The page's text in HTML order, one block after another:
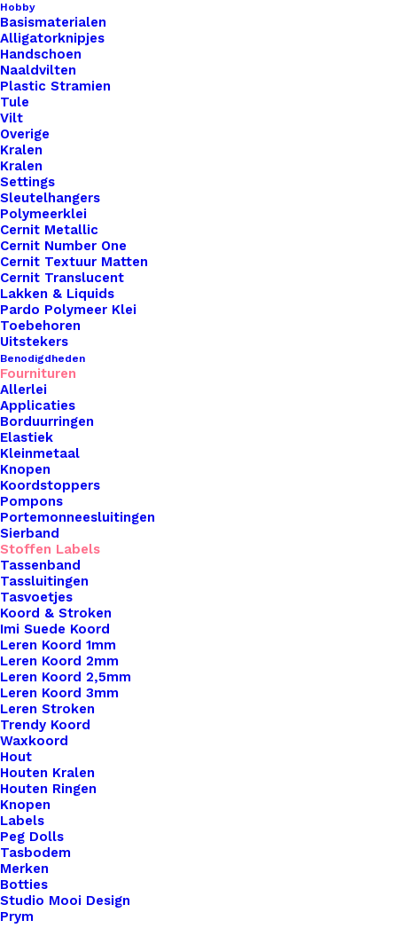
Hobby
Basismaterialen
Alligatorknipjes
Handschoen
Naaldvilten
Plastic Stramien
Tule
Vilt
Overige
Kralen
Kralen
Settings
Sleutelhangers
Polymeerklei
Cernit Metallic
Cernit Number One
Cernit Textuur Matten
Cernit Translucent
Lakken & Liquids
Pardo Polymeer Klei
Toebehoren
Uitstekers
Benodigdheden
Fournituren
Allerlei
Applicaties
Borduurringen
Elastiek
Kleinmetaal
Knopen
Koordstoppers
Pompons
Portemonneesluitingen
Sierband
Stoffen Labels
Tassenband
Tassluitingen
Tasvoetjes
Koord & Stroken
Imi Suede Koord
Leren Koord 1mm
Leren Koord 2mm
Leren Koord 2,5mm
Leren Koord 3mm
Leren Stroken
Trendy Koord
Waxkoord
Hout
Houten Kralen
Houten Ringen
Knopen
Labels
Peg Dolls
Tasbodem
Merken
Botties
Studio Mooi Design
Prym
Koelkast Magneet Super Juf 5
€3,95
Televisie Nostalgische Series
€9,95